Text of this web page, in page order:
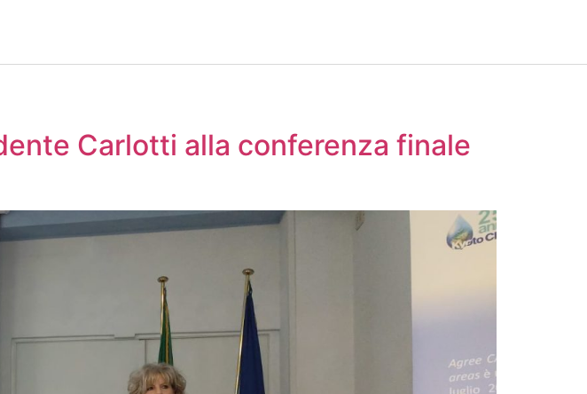
Carlotti alla conferenza finale